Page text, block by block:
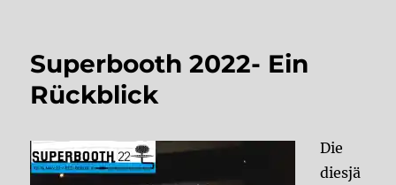
Superbooth 2022- Ein
Rückblick
Die
diesjä